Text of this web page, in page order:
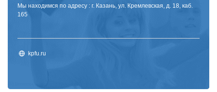
Мы находимся по адресу : г. Казань, ул. Кремлевская, д. 18, каб.
165
kpfu.ru